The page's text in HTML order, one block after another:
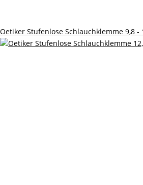
Oetiker Stufenlose Schlauchklemme 9,8 -